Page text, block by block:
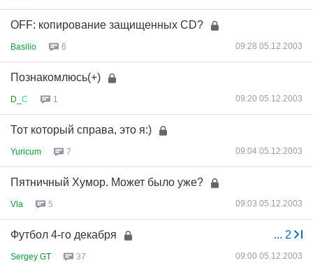
OFF: копирование защищенных CD?
Basilio 6 09:28 05.12.2003
Познакомлюсь(+)
D_ С 1 09:20 05.12.2003
Тот который справа, это я:)
Yuricum 7 09:04 05.12.2003
Пятничный Хумор. Может было уже?
Vla 5 09:03 05.12.2003
... 2
Футбол 4-го декабря
Sergey GT 37 09:00 05.12.2003